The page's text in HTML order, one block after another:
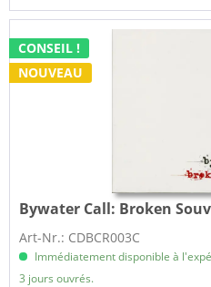
CONSEIL !
NOUVEAU
Bywater Call: Broken
Art-Nr.: CDBCR003C
Immédiatement disponible à
3 jours ouvrés.